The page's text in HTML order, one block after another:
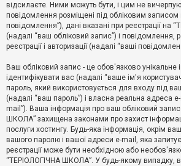
А
т
и
в
е
м
и
П
о
ш
у
відсилаєте. Ними можуть бути, і цим не
повідомлення розміщені під обліковим записом
повідомлення”), дані вказані при реєстрації на
(надалі “ваш обліковий запис”) і повідомлення,
реєстрації і авторизації (надалі “ваші
Ваш обліковий запис - це обов'язково унікальне
ідентифікувати вас (надалі “ваше ім'я
пароль, який використовується для входу під
(надалі “ваш пароль”) і власна реальна адреса
mail”). Ваша інформація про ваш обліковий
ШКОЛА” захищена законами про захист
послуги хостингу. Будь-яка інформація, окрім
вашого паролю і вашої адреси e-mail, яка
реєстрації може бути необхідною або
“ТЕРІОЛОГІЧНА ШКОЛА”. У будь-якому випадку,